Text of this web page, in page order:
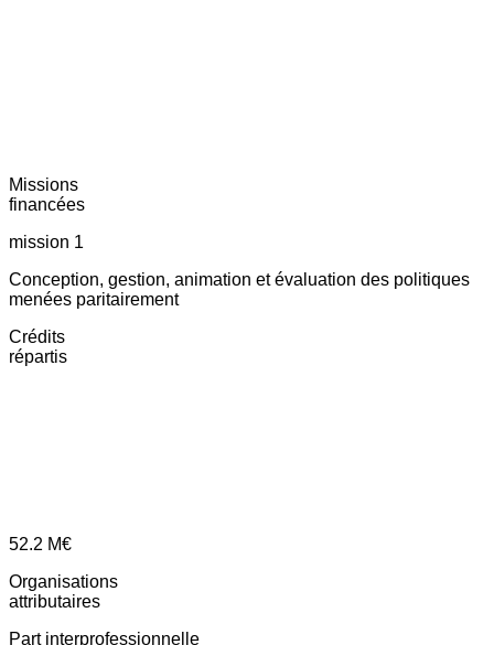
Missions
financées
mission 1
Conception, gestion, animation et évaluation des politiques
menées paritairement
Crédits
répartis
52.2 M€
Organisations
attributaires
Part interprofessionnelle